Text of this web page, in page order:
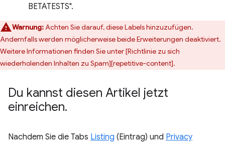
BETATESTS".
Warnung:Achten Sie darauf, diese Labels hinzuzufügen.
Andernfalls werden möglicherweise beide Erweiterungen deaktiviert.
Weitere Informationen finden Sie unter [Richtlinie zu sich
wiederholenden Inhalten zu Spam][repetitive-content].
Du kannst diesen Artikel jetzt
einreichen.
Nachdem Sie die Tabs Listing (Eintrag) und Privacy